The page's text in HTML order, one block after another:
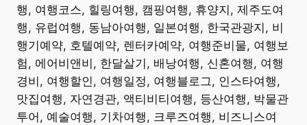
행, 여행코스, 힐링여행, 캠핑여행, 휴양지, 제주도여
행, 유럽여행, 동남아여행, 일본여행, 한국관광지, 비
행기예약, 호텔예약, 렌터카예약, 여행준비물, 여행보
험, 에어비앤비, 한달살기, 배낭여행, 신혼여행, 여행
경비, 여행할인, 여행일정, 여행블로그, 인스타여행,
맛집여행, 자연경관, 액티비티여행, 등산여행, 박물관
투어, 예술여행, 기차여행, 크루즈여행, 비즈니스여